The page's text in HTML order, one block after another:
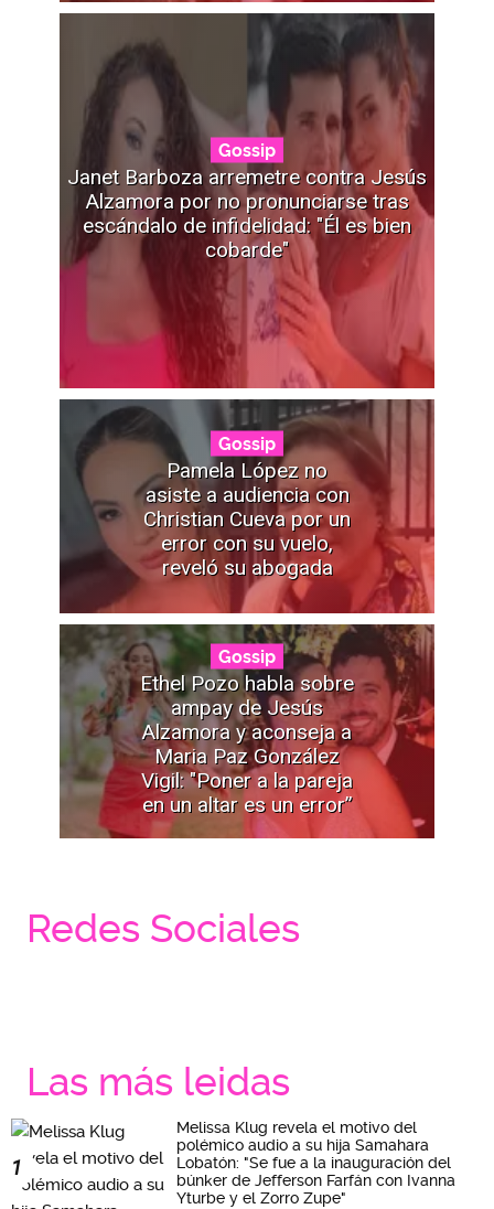
Gossip
Janet Barboza arremetre contra Jesús
Alzamora por no pronunciarse tras
escándalo de infidelidad: "Él es bien
cobarde"
Gossip
Pamela López no
asiste a audiencia con
Christian Cueva por un
error con su vuelo,
reveló su abogada
Gossip
Ethel Pozo habla sobre
ampay de Jesús
Alzamora y aconseja a
Maria Paz González
Vigil: "Poner a la pareja
en un altar es un error”
Redes Sociales
Las más leidas
1
Melissa Klug revela el motivo del
polémico audio a su hija Samahara
Lobatón: "Se fue a la inauguración del
búnker de Jefferson Farfán con Ivanna
Yturbe y el Zorro Zupe"